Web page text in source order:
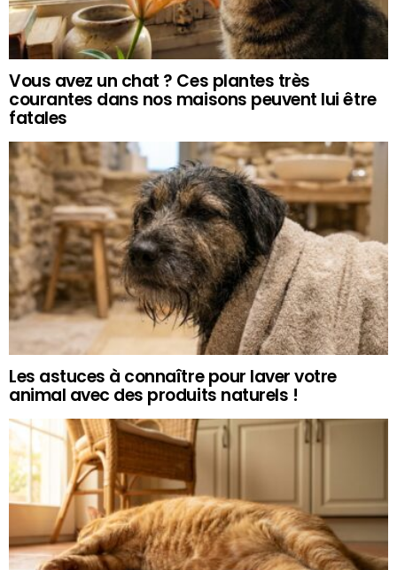
Vous avez un chat ? Ces plantes très
courantes dans nos maisons peuvent lui être
fatales
Les astuces à connaître pour laver votre
animal avec des produits naturels !